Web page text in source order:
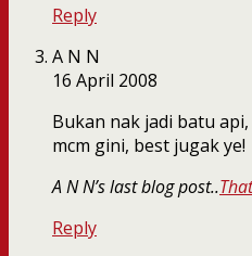
Reply
A N N
16 April 2008
Bukan nak jadi batu
mcm gini, best jugak ye!
A N N’s last blog post..
Reply